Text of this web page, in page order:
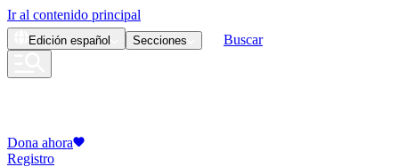
Ir al contenido principal
Edición español Secciones Buscar
Dona ahora
Registro